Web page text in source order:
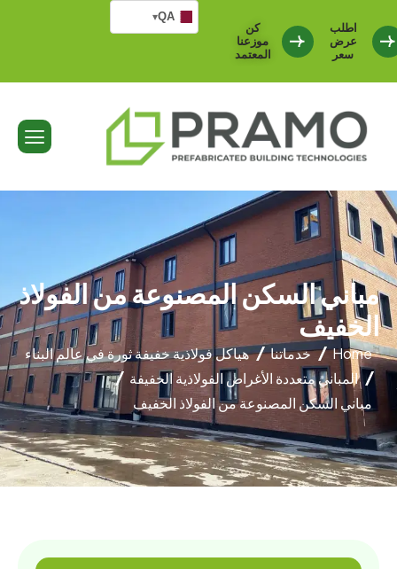
اطلب
عرض
سعر
كن
موزعنا
المعتمد
QA
▾
مباني السكن المصنوعة من الفولاذ
الخفيف
Home خدماتنا
هياكل فولاذية خفيفة ثورة في عالم البناء
المباني متعددة الأغراض الفولاذية الخفيفة
مباني السكن المصنوعة من الفولاذ الخفيف